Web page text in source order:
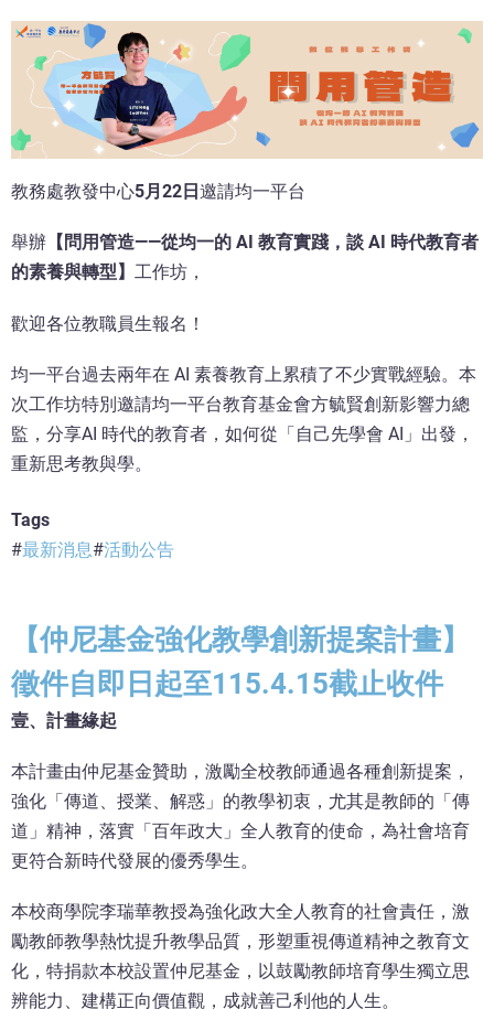
教務處教發中心5月22日 邀請均一平台
舉辦 【問用管造——從均一的 AI 教育實踐，談 AI 時代教育者
的素養與轉型】 工作坊，
歡迎各位教職員生報名！
均一平台過去兩年在 AI 素養教育上累積了不少實戰經驗。本
次工作坊特別邀請均一平台教育基金會方毓賢創新影響力總
監，分享AI 時代的教育者，如何從「自己先學會 AI」出發，
重新思考教與學。
Tags
最新消息
活動公告
【仲尼基金強化教學創新提案計畫】
徵件自即日起至115.4.15截止收件
壹、計畫緣起
本計畫由仲尼基金贊助，激勵全校教師通過各種創新提案，
強化「傳道、授業、解惑」的教學初衷，尤其是教師的「傳
道」精神，落實「百年政大」全人教育的使命，為社會培育
更符合新時代發展的優秀學生。
本校商學院李瑞華教授為強化政大全人教育的社會責任，激
勵教師教學熱忱提升教學品質，形塑重視傳道精神之教育文
化，特捐款本校設置仲尼基金，以鼓勵教師培育學生獨立思
辨能力、建構正向價值觀，成就善己利他的人生。